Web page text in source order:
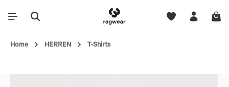
Home HERREN T-Shirts